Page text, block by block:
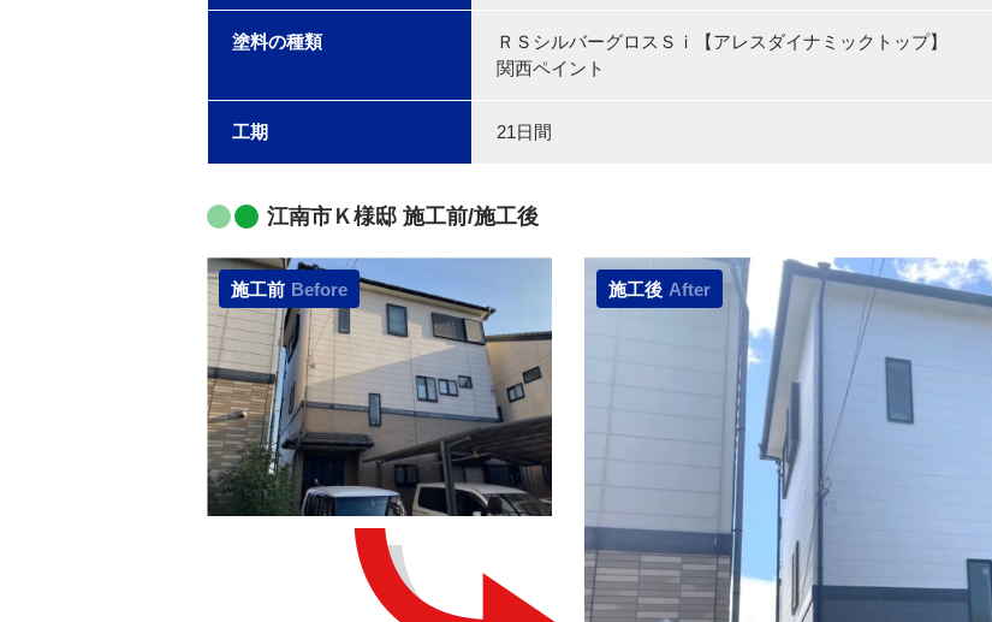
塗料の種類
ＲＳシルバーグロスＳｉ【アレスダイナミックトップ】
関西ペイント
工期 21日間
江南市Ｋ様邸 施工前/施工後
施工後 After
施工前 Before